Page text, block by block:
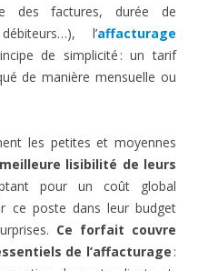
des factures, durée de
l’affacturage
de simplicité : un tarif
de manière mensuelle ou
les petites et moyennes
meilleure lisibilité de leurs
pour un coût global
ce poste dans leur budget
Ce forfait couvre
de l’affacturage :